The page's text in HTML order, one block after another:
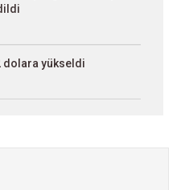
dolara yükseldi